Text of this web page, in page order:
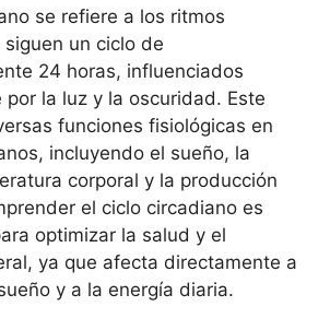
se refiere a los ritmos
un ciclo de
24 horas, influenciados
por la luz y la oscuridad. Este
funciones fisiológicas en
incluyendo el sueño, la
corporal y la producción
el ciclo circadiano es
optimizar la salud y el
ya que afecta directamente a
y a la energía diaria.